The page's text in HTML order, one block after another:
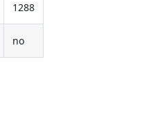
1288
no